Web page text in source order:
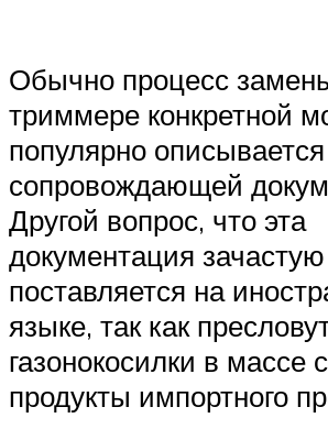
Обычно процесс
триммере конкретной
популярно описывается
сопровождающей
Другой вопрос, что эта
документация зачастую
поставляется на
языке, так как
газонокосилки в массе
продукты импортного